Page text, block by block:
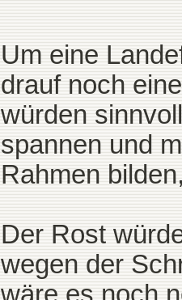
Um eine
drauf noch
würden
spannen und
Rahmen
Der Rost
wegen der